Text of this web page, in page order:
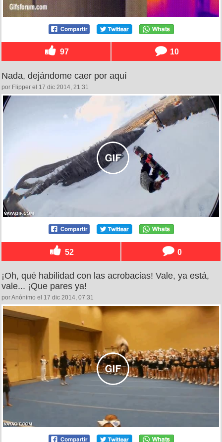
97 10
Nada, dejándome caer por aquí
por Flipper el 17 dic 2014, 21:31
52 0
¡Oh, qué habilidad con las acrobacias! Vale, ya está,
vale... ¡Que pares ya!
por Anónimo el 17 dic 2014, 07:31